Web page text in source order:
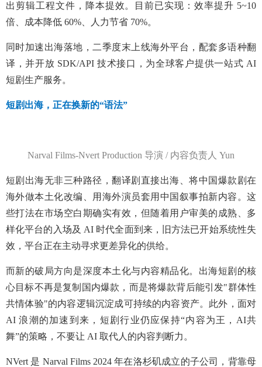
出剪辑工程文件，降本提效。目前已实现：效率提升 5~10
倍、成本降低 60%、人力节省 70%。
同时加速出海落地，二季度末上线海外平台，配套多语种翻
译，并开放 SDK/API 技术接口，为全球客户提供一站式 AI
短剧生产服务。
短剧出海，正在换新的“语法”
Narval Films-Nvert Production 导演 / 内容负责人 Yun
短剧出海无非三种路径，翻译剧直接出海、将中国爆款剧在
海外做本土化改编、用海外演员套用中国叙事拍新内容。这
些打法在市场空白期确实有效，但随着用户审美的成熟、多
样化平台的入场及 AI 时代全面到来，旧方法已开始系统性失
效，平台正在主动寻求更差异化的供给。
而新的破局方向是深度本土化与内容精品化。出海短剧的核
心目标不再是复制国内爆款，而是将爆款背后能引发"群体性
共情体验"的内容逻辑沉淀成可持续的内容资产。此外，面对
AI 浪潮的加速到来，短剧行业仍应保持“内容为王，AI共
舞”的策略，不要让 AI 取代人的内容判断力。
NVert 是 Narval Films 2024 年在洛杉矶成立的子公司，背靠母